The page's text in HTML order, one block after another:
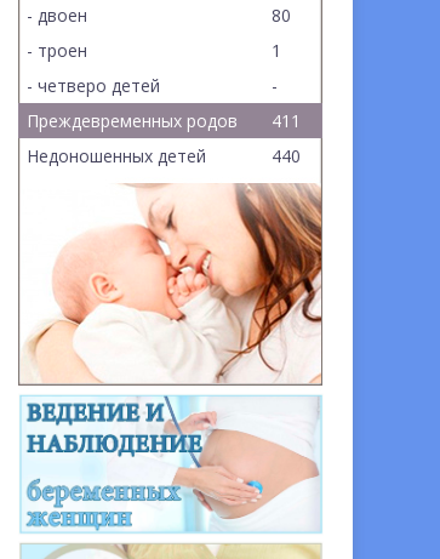
- двоен
80
- троен
1
- четверо детей
-
Преждевременных родов
411
Недоношенных детей
440